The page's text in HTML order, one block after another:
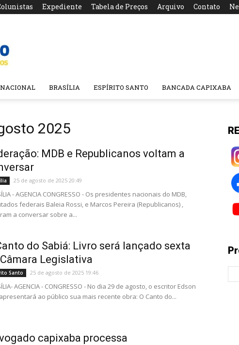
Expediente Tabela de Preços Arquivo Contato
NACIONAL BRASÍLIA ESPÍRITO SANTO BANCADA CAPIXABA
2025
MDB e Republicanos voltam a
25 de agosto de 2025 20:49
- AGENCIA CONGRESSO - Os presidentes nacionais do MDB,
federais Baleia Rossi, e Marcos Pereira (Republicanos) ,
a conversar sobre a...
do Sabiá: Livro será lançado sexta
Legislativa
Santo 25 de agosto de 2025 19:46
AGENCIA - CONGRESSO - No dia 29 de agosto, o escritor Edson
ao público sua mais recente obra: O Canto do...
capixaba processa